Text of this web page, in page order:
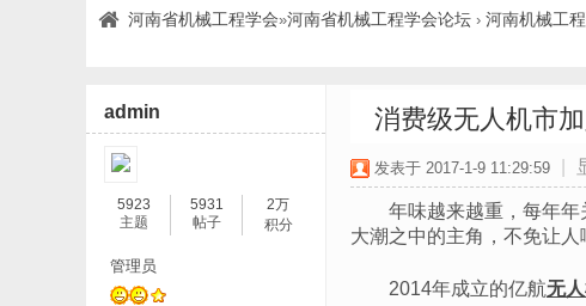
河南省机械工程学会»河南省机械工程学会论坛 › 河南机械工
admin
5923
主题
5931
帖子
2万
积分
管理员
消费级无人机市
发表于 2017-1-9 11:29:59
年味越来越重，每年
大潮之中的主角，不免让
2014年成立的亿航无